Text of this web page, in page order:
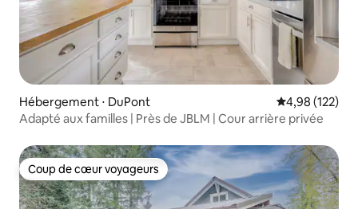
Hébergement ⋅ DuPont Évaluation
4,98 (122)
Adapté aux familles | Près de JBLM | Cour arrière privée
Coup de cœur voyageurs
Coup de cœur voyageurs